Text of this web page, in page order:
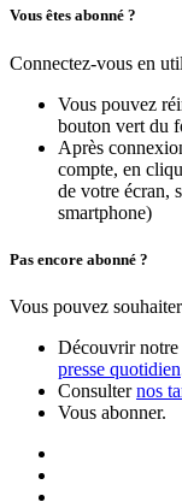
Vous êtes abonné ?
Connectez-vous en
Vous pouvez
bouton vert du
Après
compte, en
de votre écran,
smartphone)
Pas encore abonné ?
Vous pouvez
Découvrir notre
presse quotidien
Consulternos
Vous abonner.